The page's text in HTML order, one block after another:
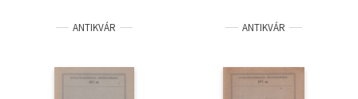
ANTIKVÁR ANTIKVÁR